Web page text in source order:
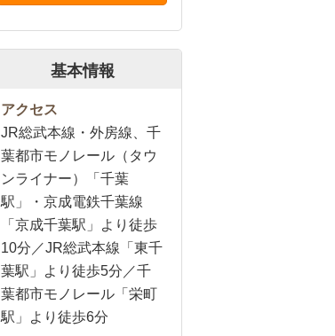
基本情報
アクセス
JR総武本線・外房線、千
葉都市モノレール（タウ
ンライナー）「千葉
駅」・京成電鉄千葉線
「京成千葉駅」より徒歩
10分／JR総武本線「東千
葉駅」より徒歩5分／千
葉都市モノレール「栄町
駅」より徒歩6分